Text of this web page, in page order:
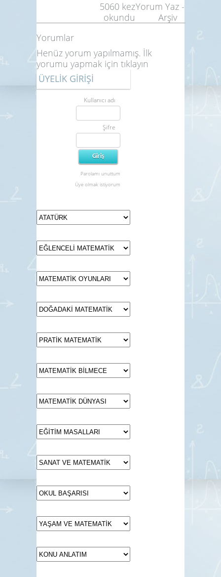
Yorum Yaz -
Arşiv
5060 kez
okundu
Yorumlar
Henüz yorum yapılmamış. İlk
yorumu yapmak için tıklayın
ÜYELİK GİRİŞİ
Kullanıcı adı
Şifre
Parolamı unuttum
Üye olmak istiyorum